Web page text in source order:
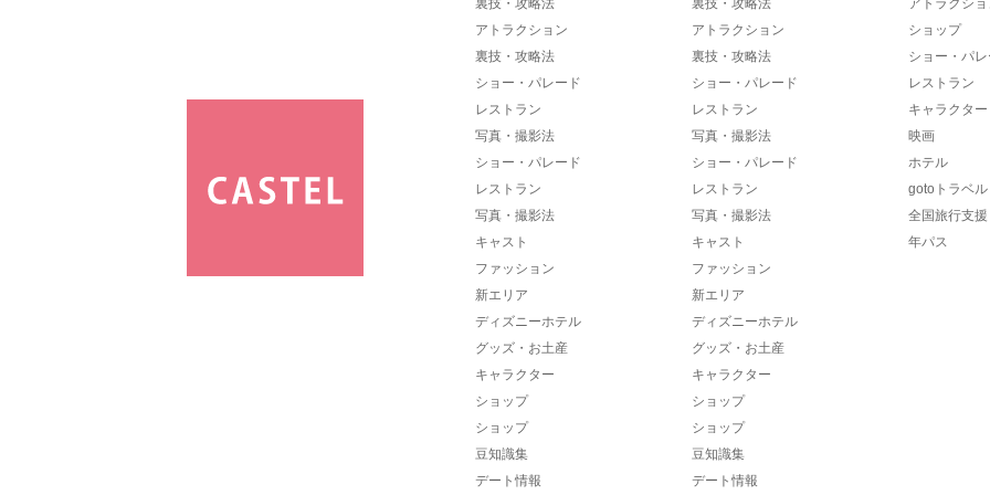
裏技・攻略法
アトラクション
裏技・攻略法
ショー・パレード
レストラン
写真・撮影法
ショー・パレード
レストラン
写真・撮影法
キャスト
ファッション
新エリア
ディズニーホテル
グッズ・お土産
キャラクター
ショップ
ショップ
豆知識集
デート情報
裏技・攻略法
アトラクション
裏技・攻略法
ショー・パレード
レストラン
写真・撮影法
ショー・パレード
レストラン
写真・撮影法
キャスト
ファッション
新エリア
ディズニーホテル
グッズ・お土産
キャラクター
ショップ
ショップ
豆知識集
デート情報
アトラクシ
ショップ
ショー・パ
レストラン
キャラクター
映画
ホテル
gotoトラベル
全国旅行支援
年パス